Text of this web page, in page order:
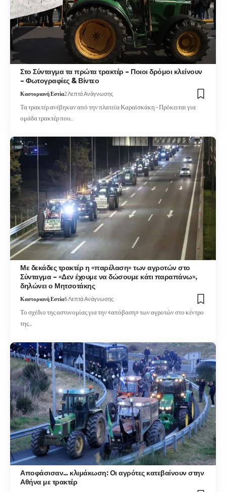
Στο Σύνταγμα τα πρώτα τρακτέρ – Ποιοι δρόμοι κλείνουν
– Φωτογραφίες & Βίντεο
Καστοριανή Εστία2 Λεπτά Ανάγνωσης
Τα τρακτέρ ανέβηκαν από την πλατεία Καραϊσκάκη - Πρόκειται για
ομάδα τρακτέρ που…
Με δεκάδες τρακτέρ η «παρέλαση» των αγροτών στο
Σύνταγμα – «Δεν έχουμε να δώσουμε κάτι παραπάνω»,
δηλώνει ο Μητσοτάκης
Καστοριανή Εστία6 Λεπτά Ανάγνωσης
Το σχέδιο της αστυνομίας για την «απόβαση» των αγροτών στο κέντρο
της…
Αποφάσισαν… κλιμάκωση: Οι αγρότες κατεβαίνουν στην
Αθήνα με τρακτέρ